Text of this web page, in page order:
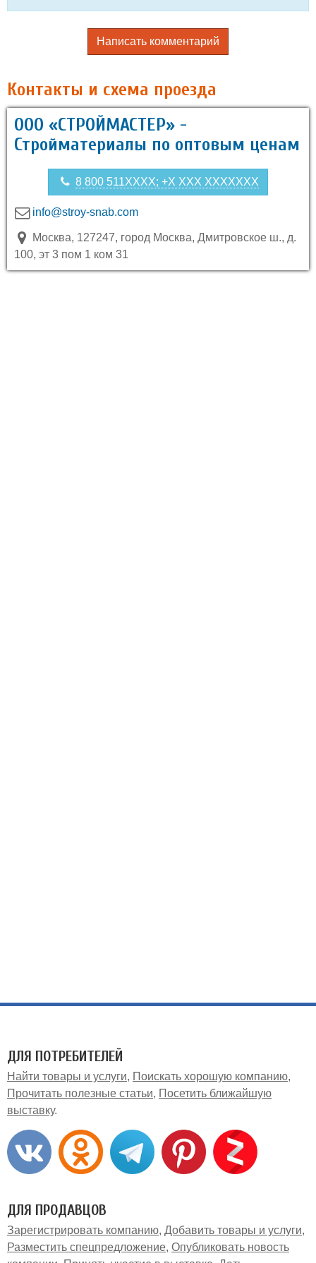
Написать комментарий
Контакты и схема проезда
ООО «СТРОЙМАСТЕР» -
Стройматериалы по оптовым ценам
8 800 511XXXX; +X XXX XXXXXXX
info@stroy-snab.com
Москва, 127247, город Москва, Дмитровское ш., д.
100, эт 3 пом 1 ком 31
ДЛЯ ПОТРЕБИТЕЛЕЙ
Найти товары и услуги
Поискать хорошую компанию
Прочитать полезные статьи
Посетить ближайшую
выставку
ДЛЯ ПРОДАВЦОВ
Зарегистрировать компанию Добавить товары и услуги
Разместить спецпредложение Опубликовать новость